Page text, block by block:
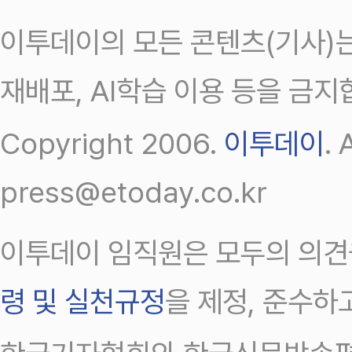
이투데이의 모든 콘텐츠(기사)
재배포, AI학습 이용 등을 금지
Copyright 2006. 이투데이.
press@etoday.co.kr
이투데이 임직원은 모두의 의
령 및 실천규정을 제정, 준수하